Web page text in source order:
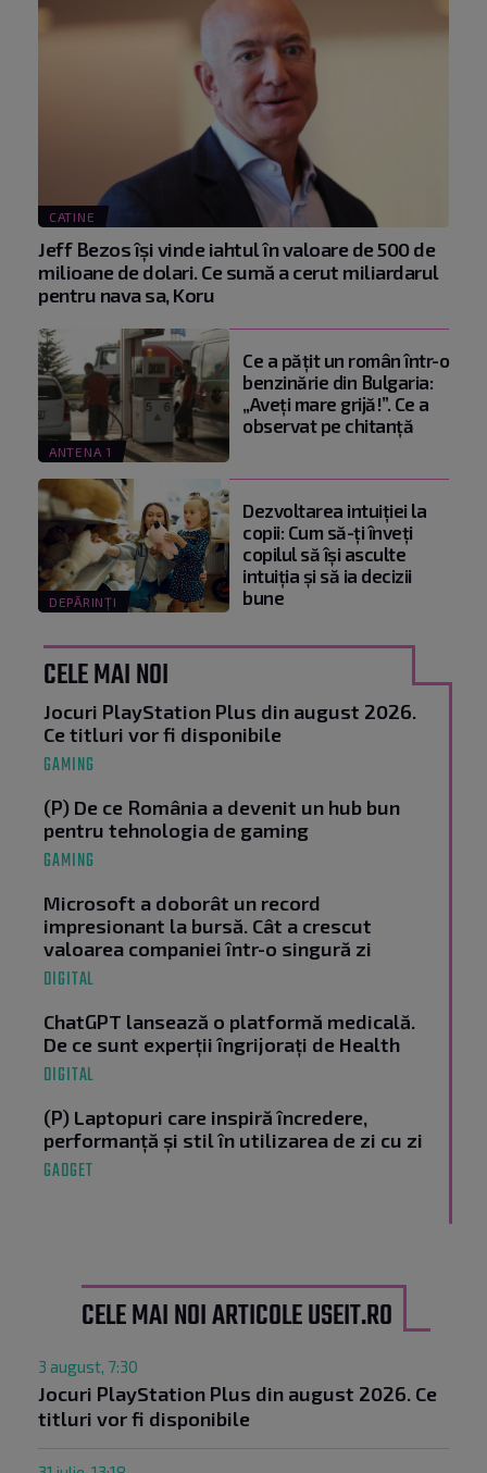
CATINE
Jeff Bezos își vinde iahtul în valoare de 500 de
milioane de dolari. Ce sumă a cerut miliardarul
pentru nava sa, Koru
ANTENA 1
Ce a pățit un român într-o
benzinărie din Bulgaria:
„Aveți mare grijă!”. Ce a
observat pe chitanță
DEPĂRINȚI
Dezvoltarea intuiției la
copii: Cum să-ți înveți
copilul să își asculte
intuiția și să ia decizii
bune
CELE MAI NOI
Jocuri PlayStation Plus din august 2026.
Ce titluri vor fi disponibile
GAMING
(P) De ce România a devenit un hub bun
pentru tehnologia de gaming
GAMING
Microsoft a doborât un record
impresionant la bursă. Cât a crescut
valoarea companiei într-o singură zi
DIGITAL
ChatGPT lansează o platformă medicală.
De ce sunt experții îngrijorați de Health
DIGITAL
(P) Laptopuri care inspiră încredere,
performanță și stil în utilizarea de zi cu zi
GADGET
CELE MAI NOI ARTICOLE USEIT.RO
3 august, 7:30
Jocuri PlayStation Plus din august 2026. Ce
titluri vor fi disponibile